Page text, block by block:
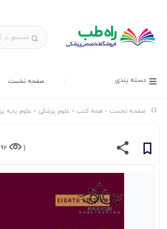
دسته بندی صفحه نخست
صفحه نخست همه کتب علوم پزشکی علوم پایه
(
92)